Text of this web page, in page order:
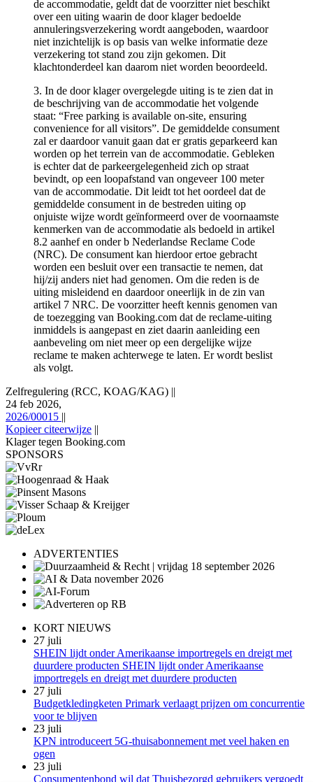
de accommodatie, geldt dat de voorzitter niet beschikt
over een uiting waarin de door klager bedoelde
annuleringsverzekering wordt aangeboden, waardoor
niet inzichtelijk is op basis van welke informatie deze
verzekering tot stand zou zijn gekomen. Dit
klachtonderdeel kan daarom niet worden beoordeeld.
3. In de door klager overgelegde uiting is te zien dat in
de beschrijving van de accommodatie het volgende
staat: “Free parking is available on-site, ensuring
convenience for all visitors”. De gemiddelde consument
zal er daardoor vanuit gaan dat er gratis geparkeerd kan
worden op het terrein van de accommodatie. Gebleken
is echter dat de parkeergelegenheid zich op straat
bevindt, op een loopafstand van ongeveer 100 meter
van de accommodatie. Dit leidt tot het oordeel dat de
gemiddelde consument in de bestreden uiting op
onjuiste wijze wordt geïnformeerd over de voornaamste
kenmerken van de accommodatie als bedoeld in artikel
8.2 aanhef en onder b Nederlandse Reclame Code
(NRC). De consument kan hierdoor ertoe gebracht
worden een besluit over een transactie te nemen, dat
hij/zij anders niet had genomen. Om die reden is de
uiting misleidend en daardoor oneerlijk in de zin van
artikel 7 NRC. De voorzitter heeft kennis genomen van
de toezegging van Booking.com dat de reclame-uiting
inmiddels is aangepast en ziet daarin aanleiding een
aanbeveling om niet meer op een dergelijke wijze
reclame te maken achterwege te laten. Er wordt beslist
als volgt.
Zelfregulering (RCC, KOAG/KAG) ||
24 feb 2026,
2026/00015 ||
Kopieer citeerwijze ||
Klager tegen Booking.com
SPONSORS
ADVERTENTIES
KORT NIEUWS
27 juli
SHEIN lijdt onder Amerikaanse importregels en dreigt met
duurdere producten SHEIN lijdt onder Amerikaanse
importregels en dreigt met duurdere producten
27 juli
Budgetkledingketen Primark verlaagt prijzen om concurrentie
voor te blijven
23 juli
KPN introduceert 5G-thuisabonnement met veel haken en
ogen
23 juli
Consumentenbond wil dat Thuisbezorgd gebruikers vergoedt